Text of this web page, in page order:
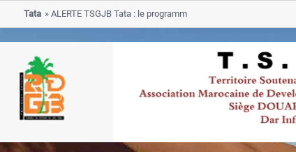
ALERTE TSGJB Tata : le programme de rehabilitation post-
progresse dans les zones sinistrees